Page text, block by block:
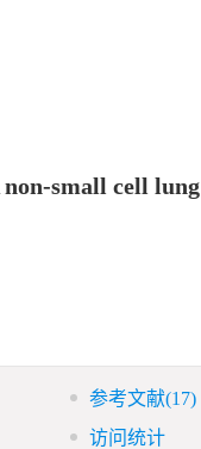
small cell
参考文献(17)
访问统计